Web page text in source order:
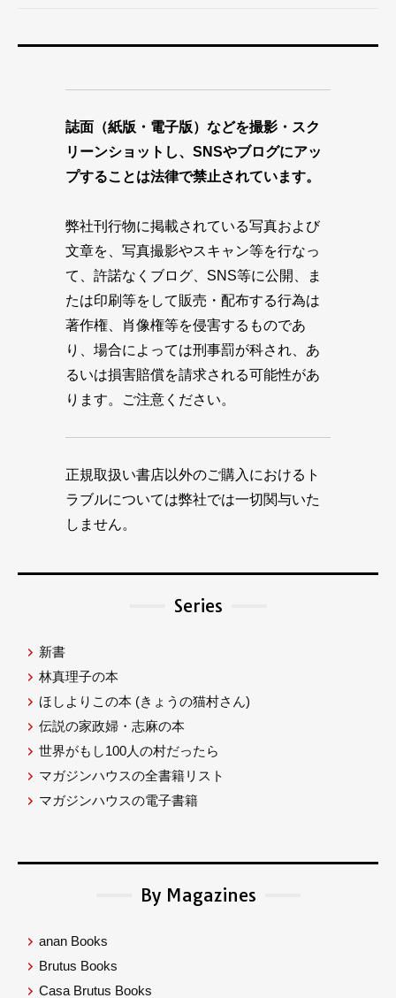
誌面（紙版・電子版）などを撮影・スク
リーンショットし、SNSやブログにアッ
プすることは法律で禁止されています。
弊社刊行物に掲載されている写真および
文章を、写真撮影やスキャン等を行なっ
て、許諾なくブログ、SNS等に公開、ま
たは印刷等をして販売・配布する行為は
著作権、肖像権等を侵害するものであ
り、場合によっては刑事罰が科され、あ
るいは損害賠償を請求される可能性があ
ります。ご注意ください。
正規取扱い書店以外のご購入におけるト
ラブルについては弊社では一切関与いた
しません。
Series
新書
林真理子の本
ほしよりこの本 (きょうの猫村さん)
伝説の家政婦・志麻の本
世界がもし100人の村だったら
マガジンハウスの全書籍リスト
マガジンハウスの電子書籍
By Magazines
anan Books
Brutus Books
Casa Brutus Books